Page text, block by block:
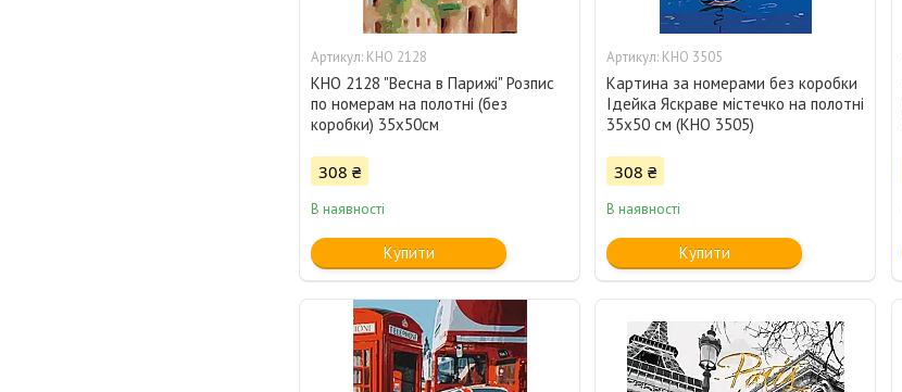
KHO 2128
KHO 2128 "Весна в Парижі" Розпис
по номерам на полотні (без
коробки) 35х50см
308 ₴
В наявності
Купити
KHO 3505
Картина за номерами без коробки
Ідейка Яскраве містечко на полотні
35х50 см (KHO 3505)
308 ₴
В наявності
Купити